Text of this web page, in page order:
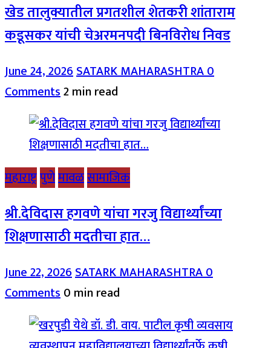
खेड तालुक्यातील प्रगतशील शेतकरी शांताराम
कडूसकर यांची चेअरमनपदी बिनविरोध निवड
June 24, 2026SATARK MAHARASHTRA0
Comments2 min read
महाराष्ट्रपुणेमावळसामाजिक
श्री.देविदास हगवणे यांचा गरजु विद्यार्थ्यांच्या
शिक्षणासाठी मदतीचा हात…
June 22, 2026SATARK MAHARASHTRA0
Comments0 min read